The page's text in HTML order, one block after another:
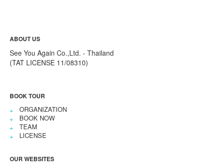
ABOUT US
See You Again Co.,Ltd. - Thailand
(TAT LICENSE 11/08310)
BOOK TOUR
ORGANIZATION
BOOK NOW
TEAM
LICENSE
OUR WEBSITES